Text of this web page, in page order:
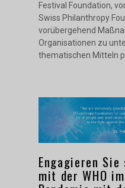
Festival Foundation,
Swiss Philanthropy
vorübergehend
Organisationen zu
thematischen Mitteln
Engagieren
mit der WHO